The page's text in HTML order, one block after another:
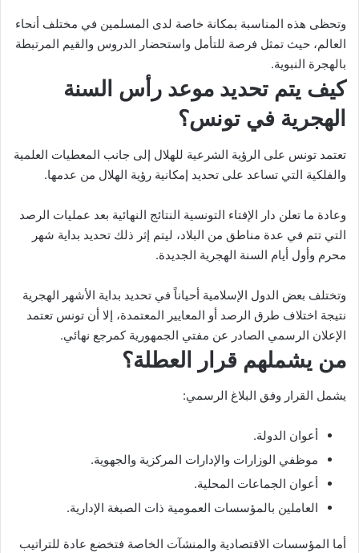
وتحظى هذه المناسبة بمكانة خاصة لدى المسلمين في مختلف أنحاء
العالم، حيث تمثل فرصة للتأمل واستحضار الدروس والقيم المرتبطة
بالهجرة النبوية.
كيف يتم تحديد موعد رأس السنة
الهجرية في تونس؟
تعتمد تونس على الرؤية الشرعية للهلال إلى جانب المعطيات العلمية
والفلكية التي تساعد على تحديد إمكانية رؤية الهلال من عدمها.
وعادة ما تعلن دار الإفتاء التونسية النتائج النهائية بعد عمليات الرصد
التي تتم في عدة مناطق من البلاد، ليتم إثر ذلك تحديد بداية شهر
محرم وأول أيام السنة الهجرية الجديدة.
وتختلف بعض الدول الإسلامية أحياناً في تحديد بداية الأشهر الهجرية
نتيجة اختلاف طرق الرصد أو المعايير المعتمدة، إلا أن تونس تعتمد
الإعلان الرسمي الصادر عن مفتي الجمهورية كمرجع نهائي.
من يشملهم قرار العطلة؟
يشمل القرار وفق البلاغ الرسمي:
أعوان الدولة.
موظفي الوزارات والإدارات المركزية والجهوية.
أعوان الجماعات المحلية.
العاملين بالمؤسسات العمومية ذات الصبغة الإدارية.
أما المؤسسات الاقتصادية والمنشآت الخاصة فتخضع عادة للتراتيب